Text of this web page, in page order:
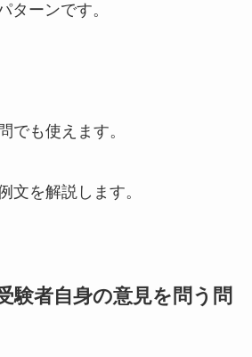
ターンです。
でも使えます。
文を解説します。
験者自身の意見を問う問